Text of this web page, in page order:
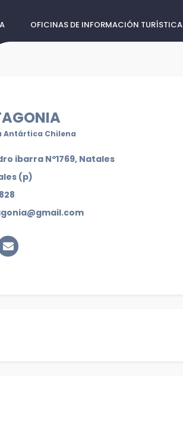
OFICINAS DE INFORMACIÓN TURÍSTICA
Antártica Chilena
ibarra Nº1769, Natales
(p)